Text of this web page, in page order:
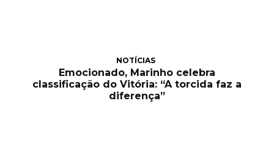
NOTÍCIAS
Emocionado, Marinho celebra
classificação do Vitória: “A torcida faz a
diferença”